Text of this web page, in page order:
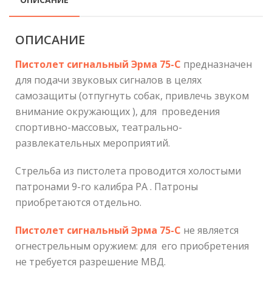
ОПИСАНИЕ
Пистолет сигнальный Эрма 75-С предназначен
для подачи звуковых сигналов в целях
самозащиты (отпугнуть собак, привлечь звуком
внимание окружающих ), для проведения
спортивно-массовых, театрально-
развлекательных мероприятий.
Стрельба из пистолета проводится холостыми
патронами 9-го калибра РА . Патроны
приобретаются отдельно.
Пистолет сигнальный Эрма 75-С не является
огнестрельным оружием: для его приобретения
не требуется разрешение МВД.